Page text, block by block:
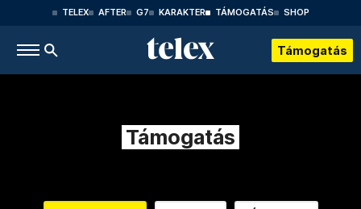
TELEX AFTER G7 KARAKTER TÁMOGATÁS SHOP
Támogatás
Támogatás